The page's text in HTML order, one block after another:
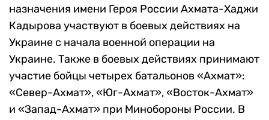
назначения имени Героя России Ахмата-Хаджи
Кадырова участвуют в боевых действиях на
Украине с начала военной операции на
Украине. Также в боевых действиях принимают
участие бойцы четырех батальонов «Ахмат»:
«Север-Ахмат», «Юг-Ахмат», «Восток-Ахмат»
и «Запад-Ахмат» при Минобороны России. В